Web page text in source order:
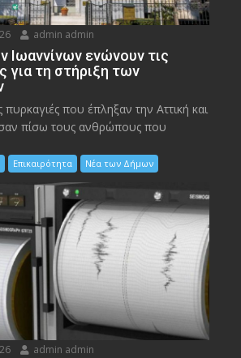
admin admin
Ιωαννίνων ενώνουν τις
για τη στήριξη των
πυρκαγιές που έπληξαν την Αττική και
πίσω τους ανθρώπους που
Επικαιρότητα Νέα των Δήμων
admin admin